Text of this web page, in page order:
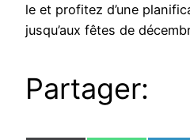
le et profitez d’une
jusqu’aux fêtes de
Partager: